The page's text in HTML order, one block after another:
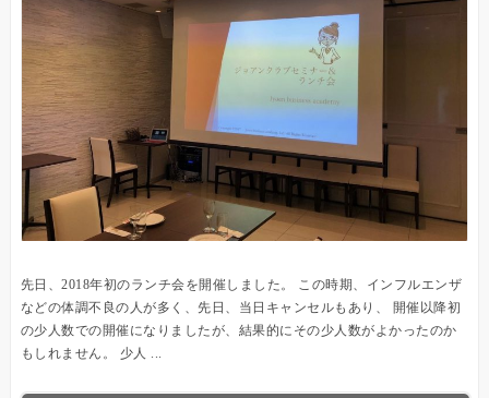
先日、2018年初のランチ会を開催しました。 この時期、インフルエンザ
などの体調不良の人が多く、先日、当日キャンセルもあり、 開催以降初
の少人数での開催になりましたが、結果的にその少人数がよかったのか
もしれません。 少人 ...